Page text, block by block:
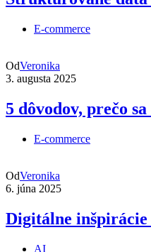
E-commerce
OdVeronika
3. augusta 2025
5 dôvodov, prečo
E-commerce
OdVeronika
6. júna 2025
Digitálne inšpirácie
AI